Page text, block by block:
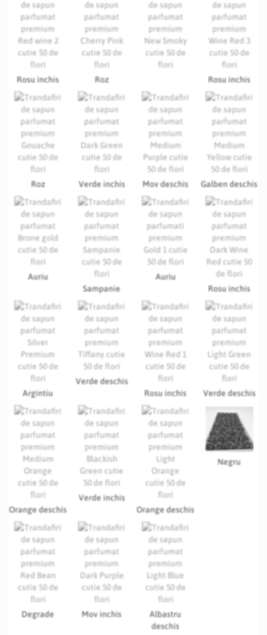
Rosu inchis Roz Rosu inchis
Roz Verde inchis Mov deschis Galben deschis
Auriu
Sampanie
Auriu
Rosu inchis
Argintiu
Verde deschis
Rosu inchis
Verde deschis
Orange deschis
Verde inchis
Orange deschis
Negru
Degrade Mov inchis
Albastru
deschis